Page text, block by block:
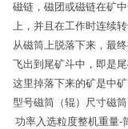
磁链，磁团或磁链在矿
上，并且在工作时连续
从磁筒上脱落下来，最
飞出到尾矿斗中，即是
这里掉落下来的矿是中
型号磁筒（辊）尺寸磁
功率入选粒度整机重量-